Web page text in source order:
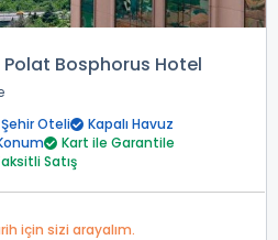
Bosphorus Hotel
Şehir Oteli
Kapalı Havuz
Kart ile Garantile
Satış
için sizi arayalım.